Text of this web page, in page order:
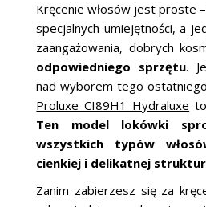
Kręcenie włosów jest proste
specjalnych umiejętności, a
zaangażowania, dobrych
odpowiedniego sprzętu.
nad wyborem tego
Proluxe CI89H1 Hydraluxe
Ten model lokówki
wszystkich typów
cienkiej i delikatnej
Zanim zabierzesz się za